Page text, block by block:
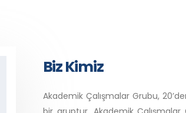
Biz Kimiz
Akademik Çalışmalar Grubu,